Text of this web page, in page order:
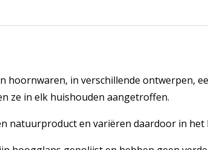
hoornwaren, in verschillende ontwerpen,
ze in elk huishouden aangetroffen.
natuurproduct en variëren daardoor in het